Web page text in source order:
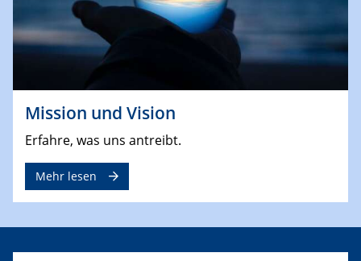
Mission und Vision
Erfahre, was uns antreibt.
Mehr lesen